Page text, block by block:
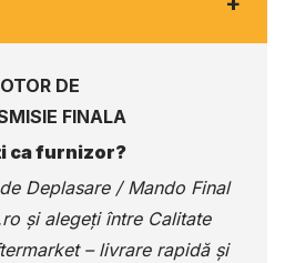
DE
FINALA
ca furnizor?
Deplasare / Mando Final
și alegeți între Calitate
– livrare rapidă și